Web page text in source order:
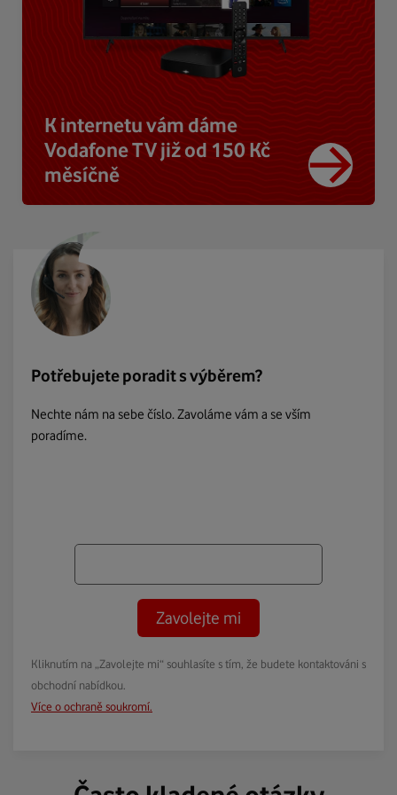
K internetu vám dáme
Vodafone TV již od 150 Kč
měsíčně
Potřebujete poradit s výběrem?
Nechte nám na sebe číslo. Zavoláme vám a se vším
poradíme.
Zavolejte mi
Kliknutím na „Zavolejte mi“ souhlasíte s tím, že budete kontaktováni s
obchodní nabídkou.
Více o ochraně soukromí.